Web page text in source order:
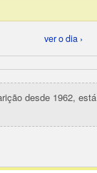
ver o dia ›
desde 1962, está